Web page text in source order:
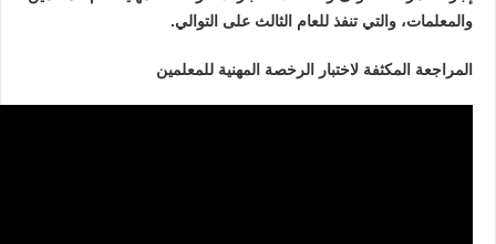
والمعلمات، والتي تنفذ للعام الثالث على التوالي.
المراجعة المكثفة لاختبار الرخصة المهنية للمعلمين